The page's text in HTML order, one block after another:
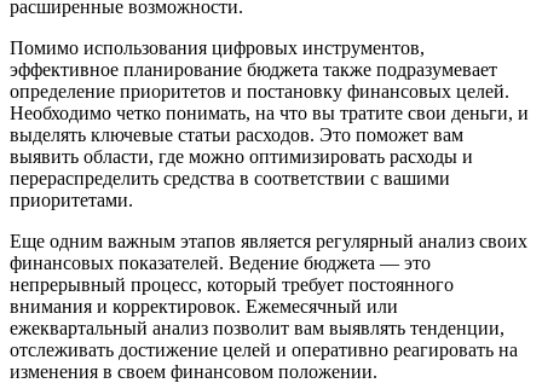
расширенные возможности.
Помимо использования цифровых инструментов,
эффективное планирование бюджета также подразумевает
определение приоритетов и постановку финансовых целей.
Необходимо четко понимать, на что вы тратите свои деньги, и
выделять ключевые статьи расходов. Это поможет вам
выявить области, где можно оптимизировать расходы и
перераспределить средства в соответствии с вашими
приоритетами.
Еще одним важным этапов является регулярный анализ своих
финансовых показателей. Ведение бюджета — это
непрерывный процесс, который требует постоянного
внимания и корректировок. Ежемесячный или
ежеквартальный анализ позволит вам выявлять тенденции,
отслеживать достижение целей и оперативно реагировать на
изменения в своем финансовом положении.